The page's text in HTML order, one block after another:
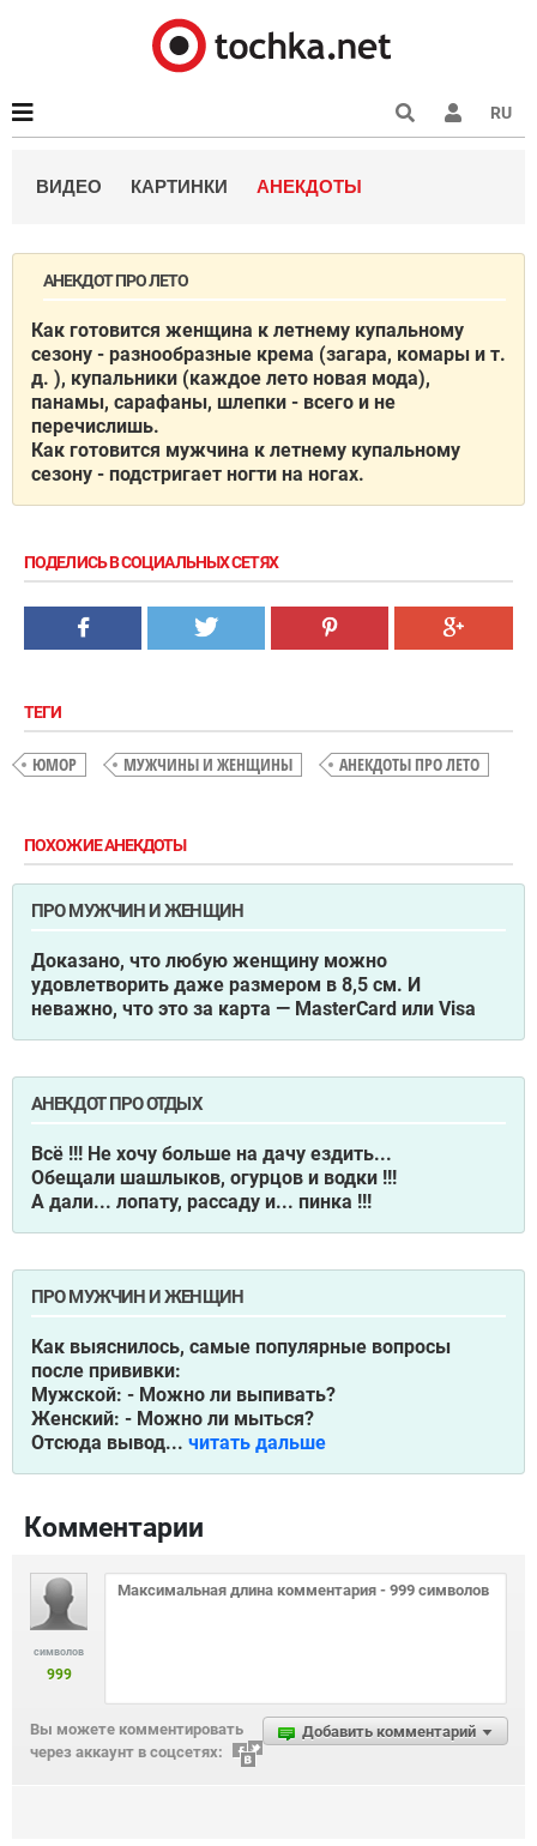
RU
ВИДЕО КАРТИНКИ АНЕКДОТЫ
АНЕКДОТ ПРО ЛЕТО
Как готовится женщина к летнему купальному
сезону - разнообразные крема (загара, комары и т.
д. ), купальники (каждое лето новая мода),
панамы, сарафаны, шлепки - всего и не
перечислишь.
Как готовится мужчина к летнему купальному
сезону - подстригает ногти на ногах.
ПОДЕЛИСЬ В СОЦИАЛЬНЫХ СЕТЯХ
ТЕГИ
ЮМОР МУЖЧИНЫ И ЖЕНЩИНЫ АНЕКДОТЫ ПРО ЛЕТО
ПОХОЖИЕ АНЕКДОТЫ
ПРО МУЖЧИН И ЖЕНЩИН
Доказано, что любую женщину можно
удовлетворить даже размером в 8,5 см. И
неважно, что это за карта — MasterCard или Visa
АНЕКДОТ ПРО ОТДЫХ
Всё !!! Не хочу больше нa дaчу ездить...
Обещaли шaшлыков, огурцов и водки !!!
А дaли... лопaту, рaссaду и... пинкa !!!
ПРО МУЖЧИН И ЖЕНЩИН
Как выяснилось, самые популярные вопросы
после прививки:
Мужской: - Можно ли выпивать?
Женский: - Можно ли мыться?
Отсюда вывод... читать дальше
Комментарии
символов
999
Добавить комментарий
Вы можете комментировать
через аккаунт в соцсетях: